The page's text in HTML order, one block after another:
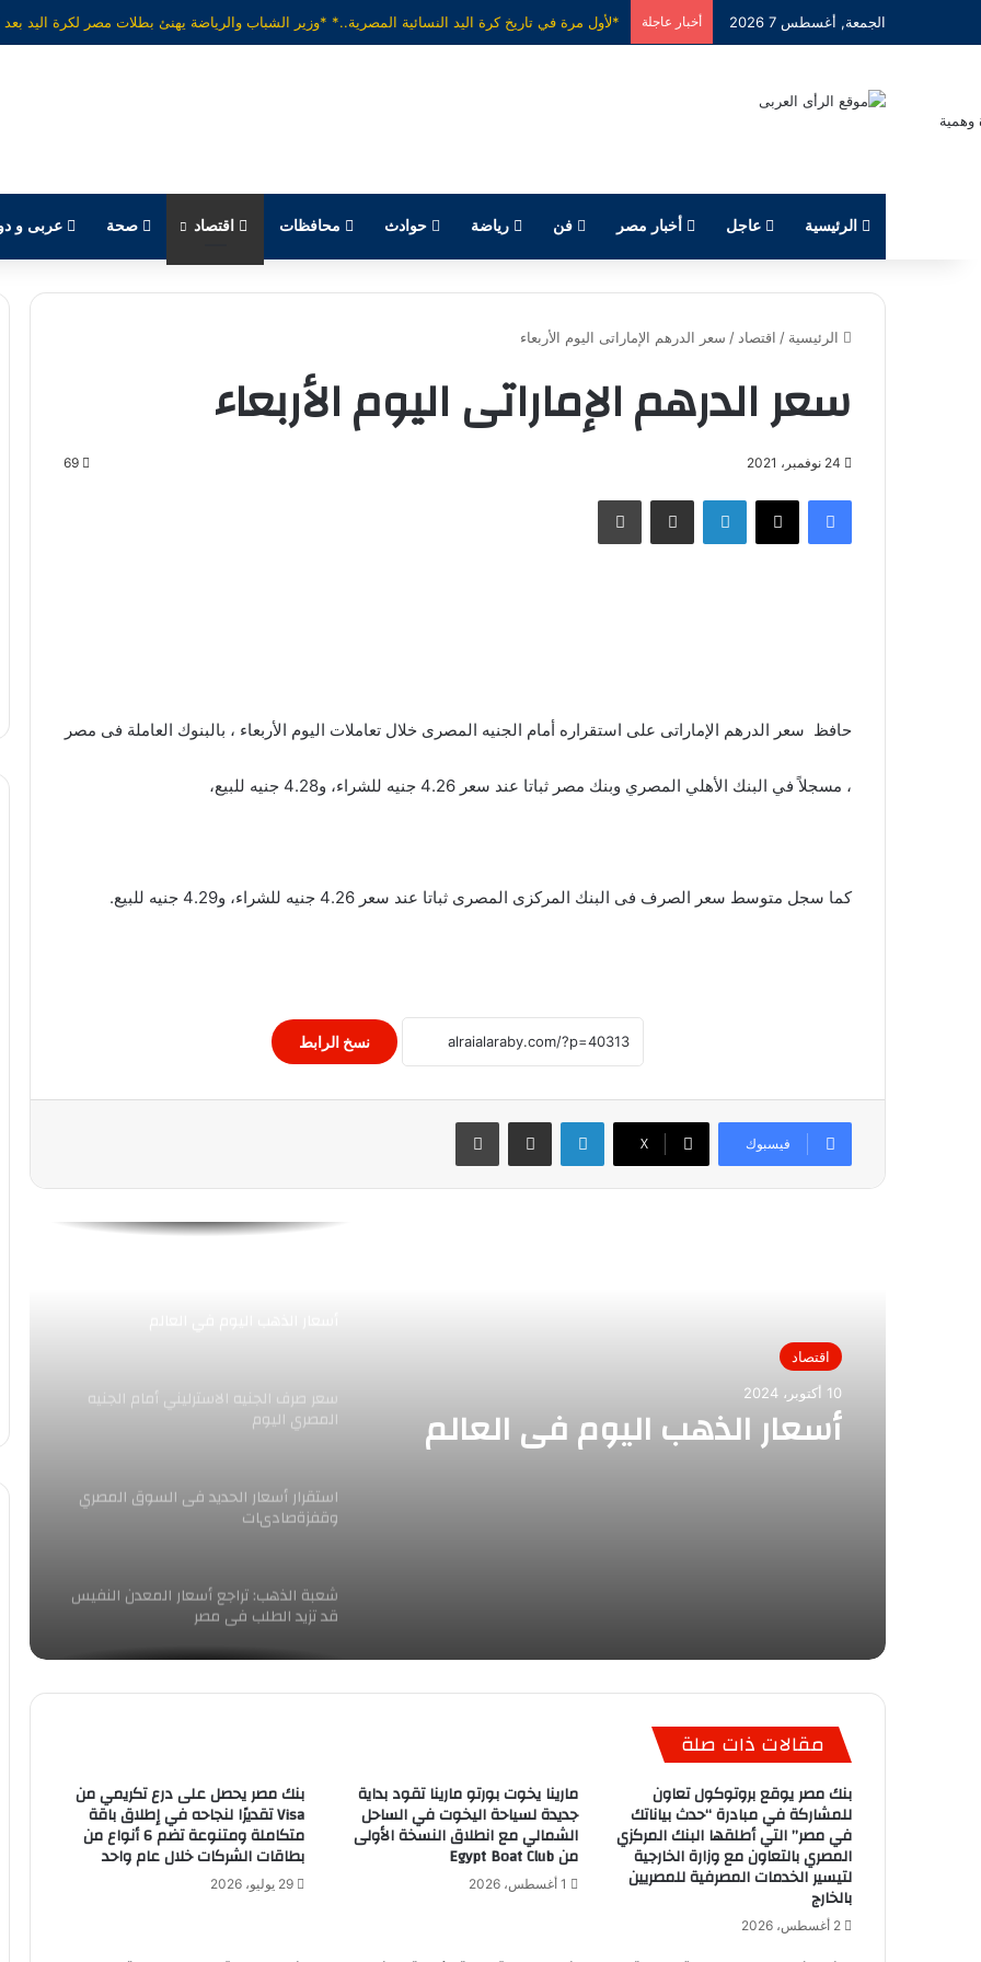
الجمعة, أغسطس 7 2026 أخبار عاجلة
الرئيسية عاجل أخبار مصر فن رياضة حوادث محافظات اقتصاد صحة عربى و
الرئيسية / اقتصاد / سعر الدرهم الإماراتى اليوم الأربعاء
سعر الدرهم الإماراتى اليوم الأربعاء
24 نوفمبر، 2021 69
فيسبوك X لينكدإن مشاركة عبر البريد طباعة
حافظ سعر الدرهم الإماراتى على استقراره أمام الجنيه المصرى خلال تعاملات اليوم الأربعاء ، بالبنوك العاملة فى مصر
، مسجلاً في البنك الأهلي المصري وبنك مصر ثباتا عند سعر 4.26 جنيه للشراء، و4.28 جنيه للبيع،
كما سجل متوسط سعر الصرف فى البنك المركزى المصرى ثباتا عند سعر 4.26 جنيه للشراء، و4.29 جنيه للبيع.
نسخ الرابط
فيسبوك X
لينكدإن مشاركة عبر البريد طباعة
اقتصاد
10 أكتوبر، 2024
أسعار الذهب اليوم في العالم
مصر
أسعار الخضروات والفاكهة اليوم في
الأسواق..
«المشاط»: ندعم احتياجات برنامج الشراكة
القُطرية مع منظمة الأمم المتحدة للتنمية
سعر صرف الجنيه الاسترليني أمام الجنيه
المصري اليوم
استقرار أسعار الحديد فى السوق المصري
وقفزةصادىات
شعبة الذهب: تراجع أسعار المعدن النفيس
قد تزيد الطلب فى مصر
إستقرار أسعار الدواجن والبيض اليوم فى
صادرات مصر من الاسمنت
سعر صرف الدولار الأمريكي مقابل الجنيه
المصري اليوم
مقالات ذات صلة
بنك مصر يوقع بروتوكول تعاون
للمشاركة في مبادرة “حدث بياناتك
في مصر” التي أطلقها البنك المركزي
المصري بالتعاون مع وزارة الخارجية
لتيسير الخدمات المصرفية للمصريين
بالخارج
2 أغسطس، 2026
مارينا يخوت بورتو مارينا تقود بداية
جديدة لسياحة اليخوت في الساحل
الشمالي مع انطلاق النسخة الأولى
من Egypt Boat Club
1 أغسطس، 2026
بنك مصر يحصل على درع تكريمي من
Visa تقديرًا لنجاحه في إطلاق باقة
متكاملة ومتنوعة تضم 6 أنواع من
بطاقات الشركات خلال عام واحد
29 يوليو، 2026